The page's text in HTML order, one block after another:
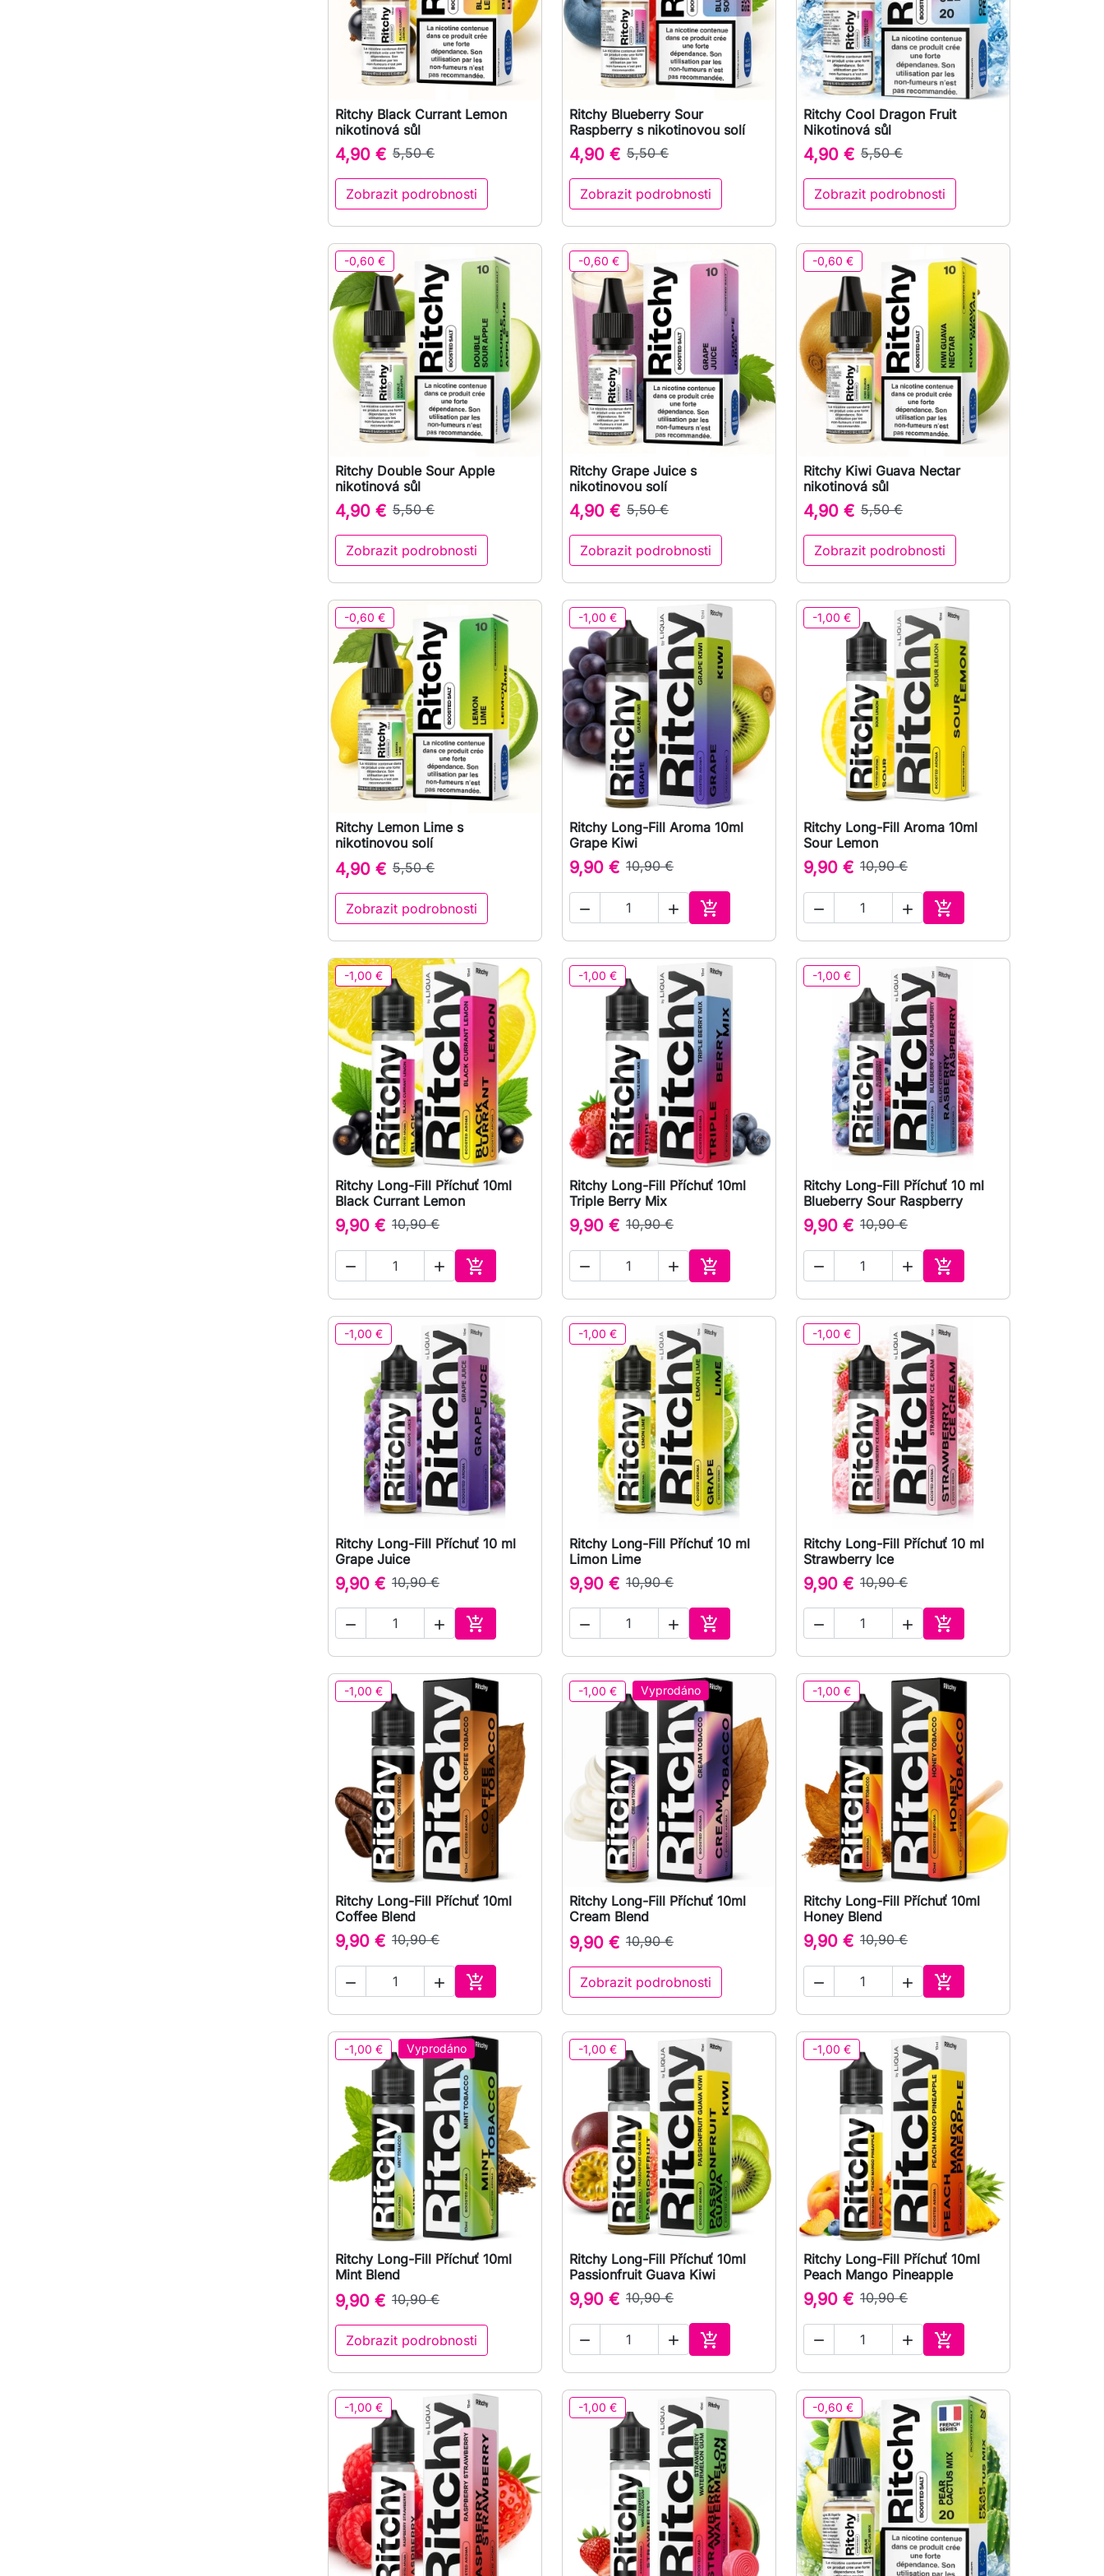
 Rychlý náhled
Ritchy Black Currant Lemon
nikotinová sůl
4,90 € 5,50 €
Zobrazit podrobnosti
 Rychlý náhled
Ritchy Blueberry Sour
Raspberry s nikotinovou solí
4,90 € 5,50 €
Zobrazit podrobnosti
 Rychlý náhled
Ritchy Cool Dragon Fruit
Nikotinová sůl
4,90 € 5,50 €
Zobrazit podrobnosti
-0,60 €
 Rychlý náhled
Ritchy Double Sour Apple
nikotinová sůl
4,90 € 5,50 €
Zobrazit podrobnosti
-0,60 €
 Rychlý náhled
Ritchy Grape Juice s
nikotinovou solí
4,90 € 5,50 €
Zobrazit podrobnosti
-0,60 €
 Rychlý náhled
Ritchy Kiwi Guava Nectar
nikotinová sůl
4,90 € 5,50 €
Zobrazit podrobnosti
-0,60 €
 Rychlý náhled
Ritchy Lemon Lime s
nikotinovou solí
4,90 € 5,50 €
Zobrazit podrobnosti
-1,00 €
 Rychlý náhled
Ritchy Long-Fill Aroma 10ml
Grape Kiwi
9,90 € 10,90 €
  
Přidat do košíku
-1,00 €
 Rychlý náhled
Ritchy Long-Fill Aroma 10ml
Sour Lemon
9,90 € 10,90 €
  
Přidat do košíku
-1,00 €
 Rychlý náhled
Ritchy Long-Fill Příchuť 10ml
Black Currant Lemon
9,90 € 10,90 €
  
Přidat do košíku
-1,00 €
 Rychlý náhled
Ritchy Long-Fill Příchuť 10ml
Triple Berry Mix
9,90 € 10,90 €
  
Přidat do košíku
-1,00 €
 Rychlý náhled
Ritchy Long-Fill Příchuť 10 ml
Blueberry Sour Raspberry
9,90 € 10,90 €
  
Přidat do košíku
-1,00 €
 Rychlý náhled
Ritchy Long-Fill Příchuť 10 ml
Grape Juice
9,90 € 10,90 €
  
Přidat do košíku
-1,00 €
 Rychlý náhled
Ritchy Long-Fill Příchuť 10 ml
Limon Lime
9,90 € 10,90 €
  
Přidat do košíku
-1,00 €
 Rychlý náhled
Ritchy Long-Fill Příchuť 10 ml
Strawberry Ice
9,90 € 10,90 €
  
Přidat do košíku
-1,00 €
 Rychlý náhled
Ritchy Long-Fill Příchuť 10ml
Coffee Blend
9,90 € 10,90 €
  
Přidat do košíku
-1,00 € Vyprodáno
 Rychlý náhled
Ritchy Long-Fill Příchuť 10ml
Cream Blend
9,90 € 10,90 €
Zobrazit podrobnosti
-1,00 €
 Rychlý náhled
Ritchy Long-Fill Příchuť 10ml
Honey Blend
9,90 € 10,90 €
  
Přidat do košíku
-1,00 € Vyprodáno
 Rychlý náhled
Ritchy Long-Fill Příchuť 10ml
Mint Blend
9,90 € 10,90 €
Zobrazit podrobnosti
-1,00 €
 Rychlý náhled
Ritchy Long-Fill Příchuť 10ml
Passionfruit Guava Kiwi
9,90 € 10,90 €
  
Přidat do košíku
-1,00 €
 Rychlý náhled
Ritchy Long-Fill Příchuť 10ml
Peach Mango Pineapple
9,90 € 10,90 €
  
Přidat do košíku
-1,00 € -1,00 € -0,60 €